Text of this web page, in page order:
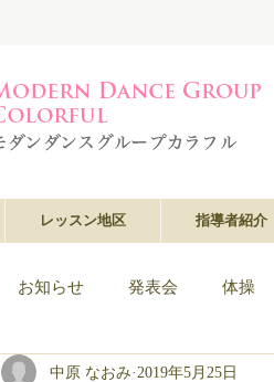
レッスン地区 指導者紹介
お知らせ 発表会 体操
中原 なおみ 2019年5月25日